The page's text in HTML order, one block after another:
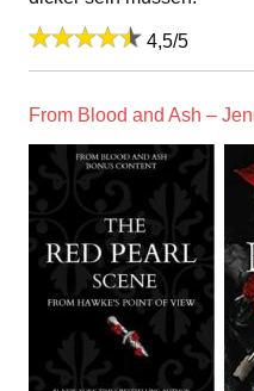
4,5/5
From Blood and Ash –